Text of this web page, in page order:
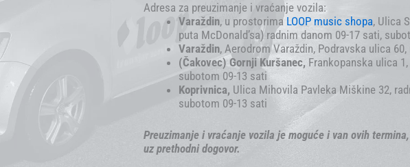
Adresa za preuzimanje i vraćanje vozila:
Varaždin, u prostorima LOOP music shopa, Ulica
puta McDonald’sa) radnim danom 09-17 sati,
Varaždin, Aerodrom Varaždin, Podravska ulica
(Čakovec) Gornji Kuršanec, Frankopanska ulica
subotom 09-13 sati
Koprivnica, Ulica Mihovila Pavleka Miškine 32,
subotom 09-13 sati
Preuzimanje i vraćanje vozila je moguće i van ovih
uz prethodni dogovor.